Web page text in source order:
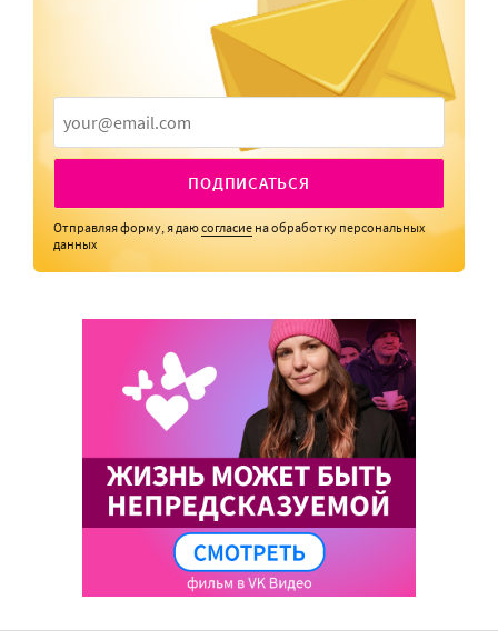
ПОДПИСАТЬСЯ
Отправляя форму, я даюсогласие на обработку персональных
данных